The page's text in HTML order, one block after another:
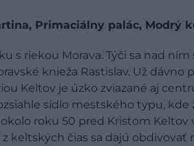
Primaciálny palác, Modrý
s riekou Morava. Týči sa nad ním
knieža Rastislav. Už dávno
Keltov je úzko zviazané aj
sídlo mestského typu, kde
roku 50 pred Kristom Keltov
keltských čias sa dajú obdivovať